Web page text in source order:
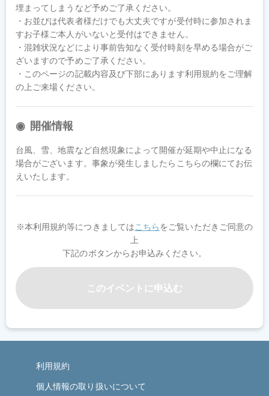
埋まってしまうなど予めご了承ください。
・お並びは代表者様だけでも大丈夫ですが受付時に参加されま
すお子様ご本人がいないと受付はできません。
・混雑状況などにより事前告知なく受付時刻を早める場合がご
ざいますので予めご了承ください。
・このページの記載内容及び下部にあります利用規約をご理解
の上ご来場ください。
開催情報
台風、雪、地震など自然現象によって開催が延期や中止になる
場合がございます。事象が発生しましたらこちらの欄にてお伝
えいたします。
※本利用規約等につきましてはこちらをご覧いただきご同意の
上
下記のボタンからお申込みください。
このイベントに申込む
利用規約
個人情報の取り扱いについて